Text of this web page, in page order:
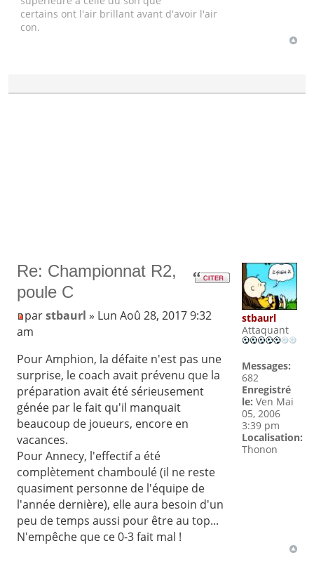
certains ont l'air brillant avant d'avoir l'air
con.
Re: Championnat R2,
poule C
parstbaurl » Lun Aoû 28, 2017 9:32
am
Pour Amphion, la défaite n'est pas une
surprise, le coach avait prévenu que la
préparation avait été sérieusement
génée par le fait qu'il manquait
beaucoup de joueurs, encore en
vacances.
Pour Annecy, l'effectif a été
complètement chamboulé (il ne reste
quasiment personne de l'équipe de
l'année dernière), elle aura besoin d'un
peu de temps aussi pour être au top...
N'empêche que ce 0-3 fait mal !
stbaurl
Attaquant
Messages:
682
Enregistré
le: Ven Mai
05, 2006
3:39 pm
Localisation:
Thonon